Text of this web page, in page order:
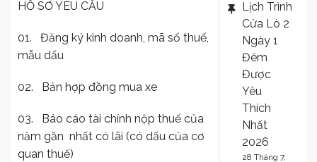
HỒ SƠ YÊU CẦU
01. Đăng ký kinh doanh, mã số thuế,
mẫu dấu
02. Bản hợp đồng mua xe
03. Báo cáo tài chính nộp thuế của
năm gần nhất có lãi (có dấu của cơ
quan thuế)
Lịch Trình
Cửa Lò 2
Ngày 1
Đêm
Được
Yêu
Thích
Nhất
2026
28 Tháng 7,